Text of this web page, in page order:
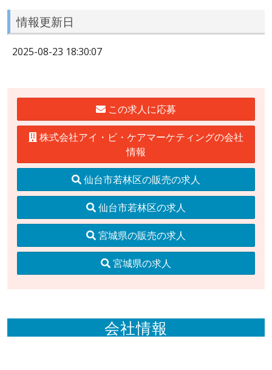
情報更新日
2025-08-23 18:30:07
この求人に応募
株式会社アイ・ビ・ケアマーケティングの会社
情報
仙台市若林区の販売の求人
仙台市若林区の求人
宮城県の販売の求人
宮城県の求人
会社情報